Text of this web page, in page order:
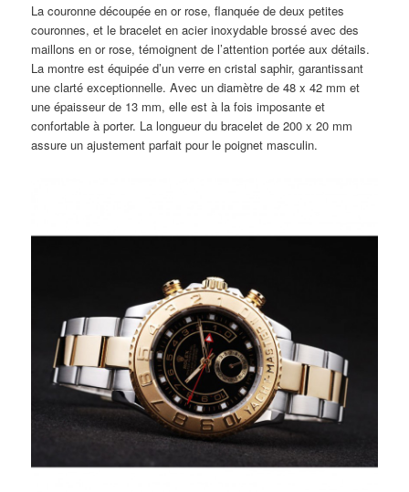
La couronne découpée en or rose, flanquée de deux petites
couronnes, et le bracelet en acier inoxydable brossé avec des
maillons en or rose, témoignent de l’attention portée aux détails.
La montre est équipée d’un verre en cristal saphir, garantissant
une clarté exceptionnelle. Avec un diamètre de 48 x 42 mm et
une épaisseur de 13 mm, elle est à la fois imposante et
confortable à porter. La longueur du bracelet de 200 x 20 mm
assure un ajustement parfait pour le poignet masculin.